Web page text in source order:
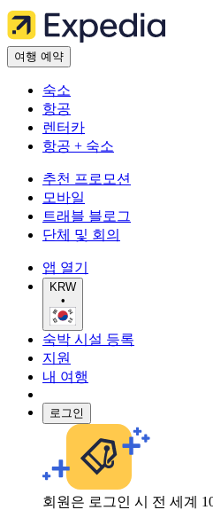
여행 예약
숙소
항공
렌터카
항공 + 숙소
추천 프로모션
모바일
트래블 블로그
단체 및 회의
앱 열기
KRW
•
숙박 시설 등록
지원
내 여행
로그인
회원은 로그인 시 전 세계